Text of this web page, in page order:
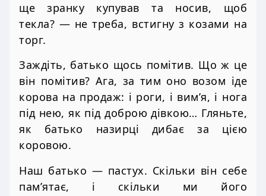
ще зранку купував та носив, щоб
текла? — не треба, встигну з козами на
торг.
Заждіть, батько щось помітив. Що ж це
він помітив? Ага, за тим оно возом іде
корова на продаж: і роги, і вим’я, і нога
під нею, як під доброю дівкою… Гляньте,
як батько назирці дибає за цією
коровою.
Наш батько — пастух. Скільки він себе
пам’ятає, і скільки ми його